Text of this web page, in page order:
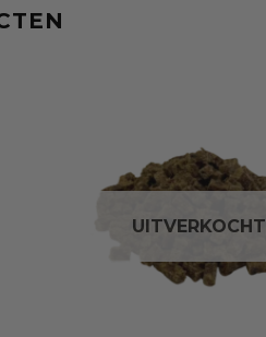
UITVERKOCHT